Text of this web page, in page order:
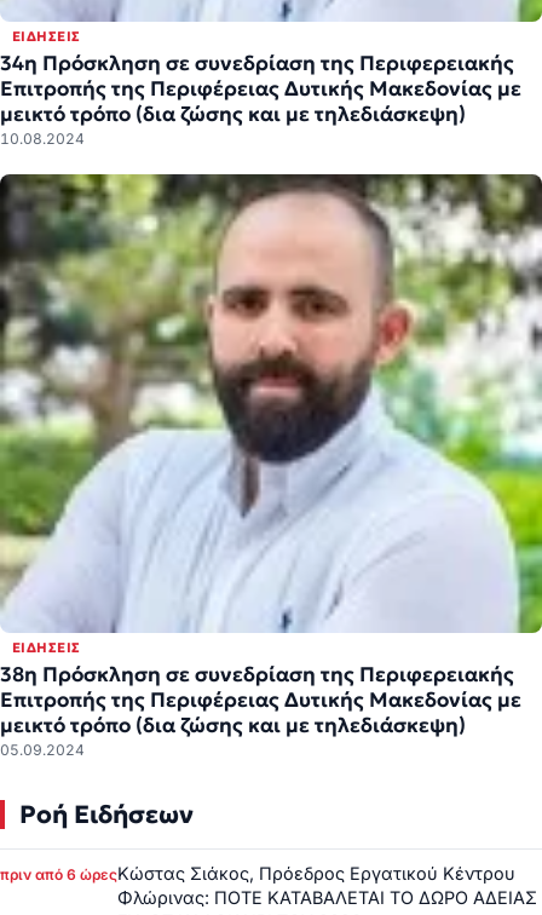
ΕΙΔΉΣΕΙΣ
34η Πρόσκληση σε συνεδρίαση της Περιφερειακής
Επιτροπής της Περιφέρειας Δυτικής Μακεδονίας με
μεικτό τρόπο (δια ζώσης και με τηλεδιάσκεψη)
10.08.2024
ΕΙΔΉΣΕΙΣ
38η Πρόσκληση σε συνεδρίαση της Περιφερειακής
Επιτροπής της Περιφέρειας Δυτικής Μακεδονίας με
μεικτό τρόπο (δια ζώσης και με τηλεδιάσκεψη)
05.09.2024
Ροή Ειδήσεων
πριν από 6 ώρεςΚώστας Σιάκος, Πρόεδρος Εργατικού Κέντρου
Φλώρινας: ΠΟΤΕ ΚΑΤΑΒΑΛΕΤΑΙ ΤΟ ΔΩΡΟ ΑΔΕΙΑΣ